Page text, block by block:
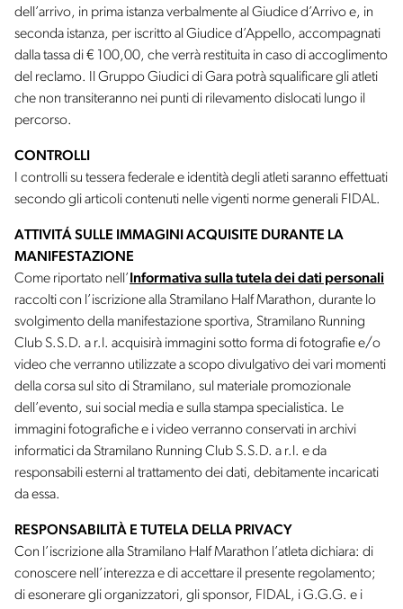
dell’arrivo, in prima istanza verbalmente al Giudice d’Arrivo e, in
seconda istanza, per iscritto al Giudice d’Appello, accompagnati
dalla tassa di € 100,00, che verrà restituita in caso di accoglimento
del reclamo. Il Gruppo Giudici di Gara potrà squalificare gli atleti
che non transiteranno nei punti di rilevamento dislocati lungo il
percorso.
CONTROLLI
I controlli su tessera federale e identità degli atleti saranno effettuati
secondo gli articoli contenuti nelle vigenti norme generali FIDAL.
ATTIVITÁ SULLE IMMAGINI ACQUISITE DURANTE LA
MANIFESTAZIONE
Come riportato nell’ Informativa sulla tutela dei dati personali
raccolti con l’iscrizione alla Stramilano Half Marathon, durante lo
svolgimento della manifestazione sportiva, Stramilano Running
Club S.S.D. a r.l. acquisirà immagini sotto forma di fotografie e/o
video che verranno utilizzate a scopo divulgativo dei vari momenti
della corsa sul sito di Stramilano, sul materiale promozionale
dell’evento, sui social media e sulla stampa specialistica. Le
immagini fotografiche e i video verranno conservati in archivi
informatici da Stramilano Running Club S.S.D. a r.l. e da
responsabili esterni al trattamento dei dati, debitamente incaricati
da essa.
RESPONSABILITÀ E TUTELA DELLA PRIVACY
Con l’iscrizione alla Stramilano Half Marathon l’atleta dichiara: di
conoscere nell’interezza e di accettare il presente regolamento;
di esonerare gli organizzatori, gli sponsor, FIDAL, i G.G.G. e i